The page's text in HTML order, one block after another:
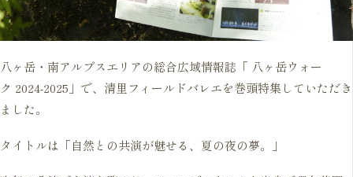
八ヶ岳・南アルプスエリアの総合広域情報誌「 八ヶ岳ウォー
ク 2024-2025」で、清里フィールドバレエを巻頭特集していただき
ました。
タイトルは「自然との共演が魅せる、夏の夜の夢。」